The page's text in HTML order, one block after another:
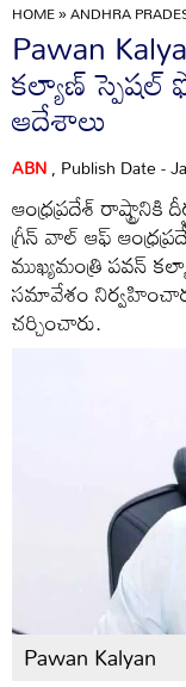
HOME»ANDHRA
Pawan
కల్యాణ్ స్పెషల్
ఆదేశాలు
ABN, Publish Date -
ఆంధ్రప్రదేశ్ రాష్ట్రానికి
గ్రీన్ వాల్ ఆఫ్
ముఖ్యమంత్రి పవన్
సమావేశం
చర్చించారు.
Pawan Kalyan